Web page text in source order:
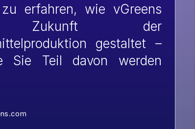
erfahren, wie vGreens
der
gestaltet –
Sie Teil davon werden